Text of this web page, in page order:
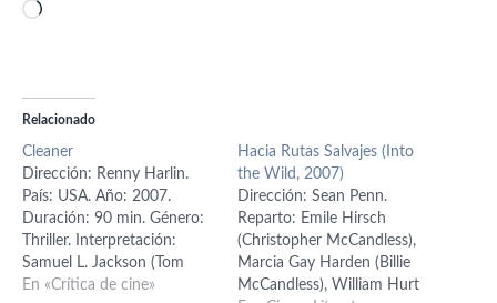
Cargando...
Relacionado
Cleaner
Dirección: Renny Harlin.
País: USA. Año: 2007.
Duración: 90 min. Género:
Thriller. Interpretación:
Samuel L. Jackson (Tom
Cutler), Ed Harris (Eddie
En «Crítica de cine»
Hacia Rutas Salvajes (Into
the Wild, 2007)
Dirección: Sean Penn.
Reparto: Emile Hirsch
(Christopher McCandless),
Marcia Gay Harden (Billie
McCandless), William Hurt